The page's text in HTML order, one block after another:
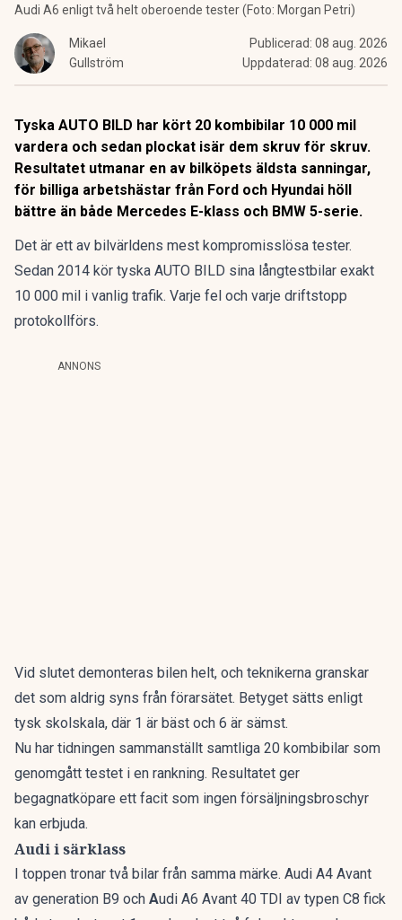
Audi A6 enligt två helt oberoende tester (Foto: Morgan Petri)
Mikael
Gullström
Publicerad: 08 aug. 2026
Uppdaterad: 08 aug. 2026
Tyska AUTO BILD har kört 20 kombibilar 10 000 mil
vardera och sedan plockat isär dem skruv för skruv.
Resultatet utmanar en av bilköpets äldsta sanningar,
för billiga arbetshästar från Ford och Hyundai höll
bättre än både Mercedes E-klass och BMW 5-serie.
Det är ett av bilvärldens mest kompromisslösa tester.
Sedan 2014 kör tyska AUTO BILD sina långtestbilar exakt
10 000 mil i vanlig trafik. Varje fel och varje driftstopp
protokollförs.
ANNONS
Vid slutet demonteras bilen helt, och teknikerna granskar
det som aldrig syns från förarsätet. Betyget sätts enligt
tysk skolskala, där 1 är bäst och 6 är sämst.
Nu har tidningen sammanställt samtliga 20 kombibilar som
genomgått testet i en rankning. Resultatet ger
begagnatköpare ett facit som ingen försäljningsbroschyr
kan erbjuda.
Audi i särklass
I toppen tronar två bilar från samma märke. Audi A4 Avant
av generation B9 och Audi A6 Avant 40 TDI av typen C8 fick